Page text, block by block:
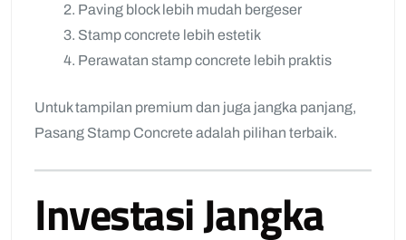
Paving block lebih mudah bergeser
Stamp concrete lebih estetik
Perawatan stamp concrete lebih praktis
Untuk tampilan premium dan juga jangka panjang,
Pasang Stamp Concrete adalah pilihan terbaik.
Investasi Jangka